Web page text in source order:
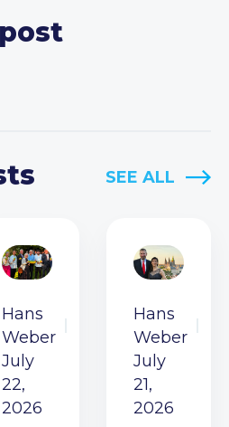
SEE ALL
Hans
Weber
July
22,
2026
Hans
Weber
July
21,
2026